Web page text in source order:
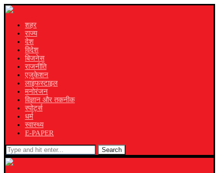
शहर
राज्य
देश
विदेश
बिजनेस
राजनीति
एजुकेशन
लाइफस्टाइल
मनोरंजन
विज्ञान और तकनीक
स्पोर्ट्स
धर्म
स्वास्थ्य
E-PAPER
Search